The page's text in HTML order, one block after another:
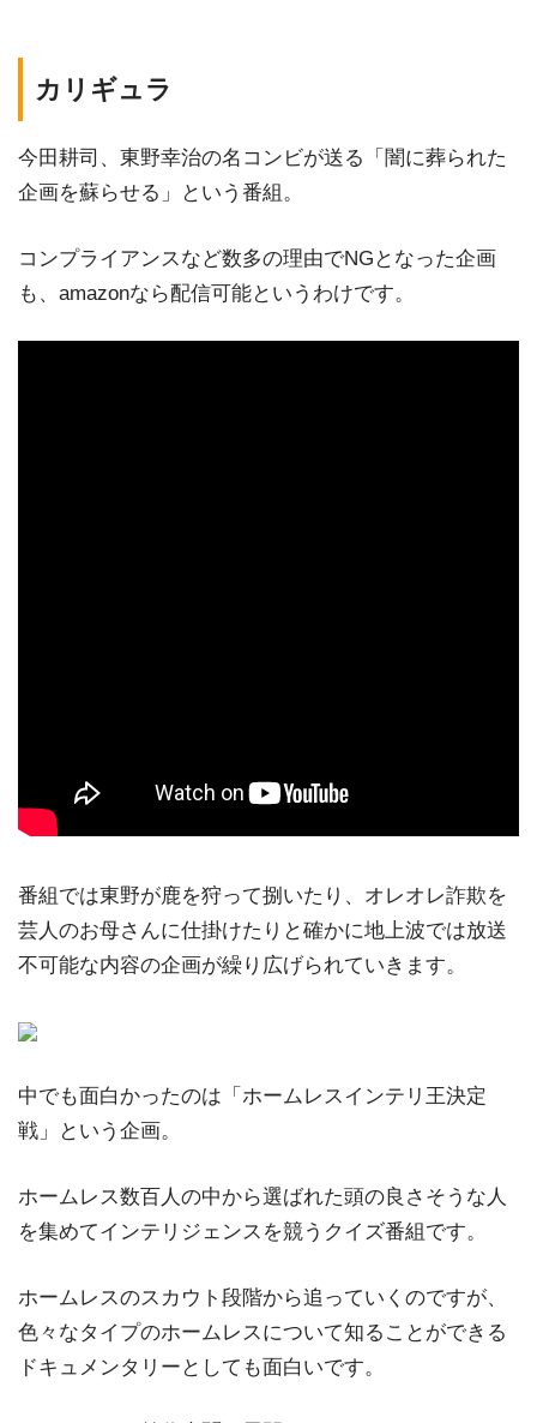
カリギュラ
今田耕司、東野幸治の名コンビが送る「闇に葬られた
企画を蘇らせる」という番組。
コンプライアンスなど数多の理由でNGとなった企画
も、amazonなら配信可能というわけです。
番組では東野が鹿を狩って捌いたり、オレオレ詐欺を
芸人のお母さんに仕掛けたりと確かに地上波では放送
不可能な内容の企画が繰り広げられていきます。
中でも面白かったのは「ホームレスインテリ王決定
戦」という企画。
ホームレス数百人の中から選ばれた頭の良さそうな人
を集めてインテリジェンスを競うクイズ番組です。
ホームレスのスカウト段階から追っていくのですが、
色々なタイプのホームレスについて知ることができる
ドキュメンタリーとしても面白いです。